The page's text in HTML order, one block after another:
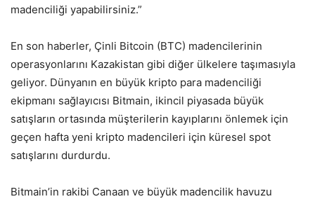
madenciliği yapabilirsiniz.”
En son haberler, Çinli Bitcoin (BTC) madencilerinin
operasyonlarını Kazakistan gibi diğer ülkelere taşımasıyla
geliyor. Dünyanın en büyük kripto para madenciliği
ekipmanı sağlayıcısı Bitmain, ikincil piyasada büyük
satışların ortasında müşterilerin kayıplarını önlemek için
geçen hafta yeni kripto madencileri için küresel spot
satışlarını durdurdu.
Bitmain’in rakibi Canaan ve büyük madencilik havuzu